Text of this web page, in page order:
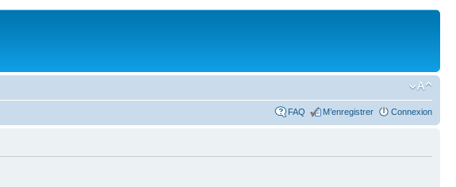
FAQ M’enregistrer Connexion